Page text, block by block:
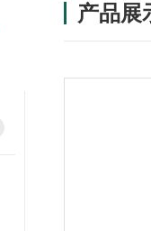
产品展